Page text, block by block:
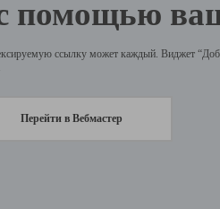
помощью
ссылку может каждый. Виджет
Перейти в Вебмастер